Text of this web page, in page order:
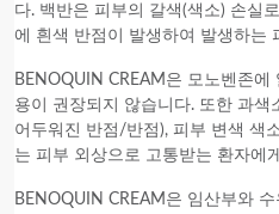
다. 백반은 피부의 갈색(색소) 손실
에 흰색 반점이 발생하여 발생하는
BENOQUIN CREAM은 모노벤존
용이 권장되지 않습니다. 또한 과
어두워진 반점/반점), 피부 변색 색
는 피부 외상으로 고통받는 환자에
BENOQUIN CREAM은 임산부와